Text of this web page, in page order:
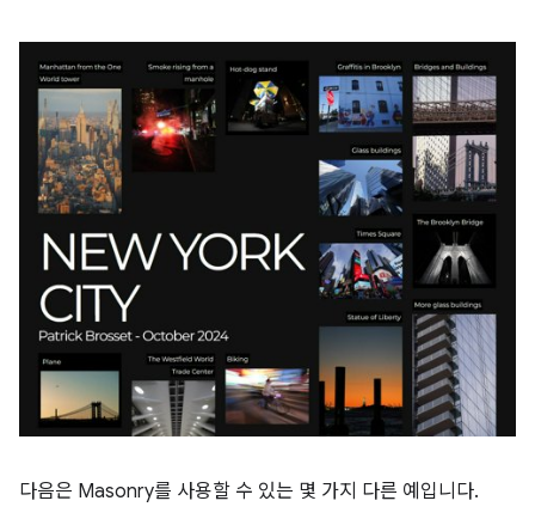
다음은 Masonry를 사용할 수 있는 몇 가지 다른 예입니다.